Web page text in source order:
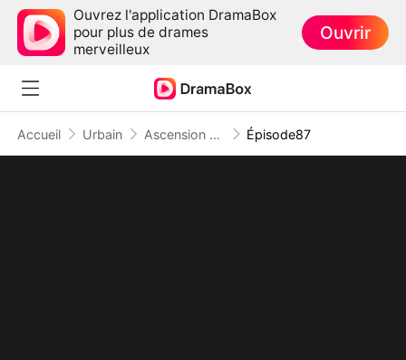
Ouvrez l'application DramaBox
pour plus de drames
merveilleux
Ouvrir
Accueil Urbain Ascension d'un Employé Épisode87